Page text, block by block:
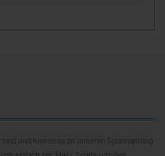
und Interesse an unseren Sportnahrung